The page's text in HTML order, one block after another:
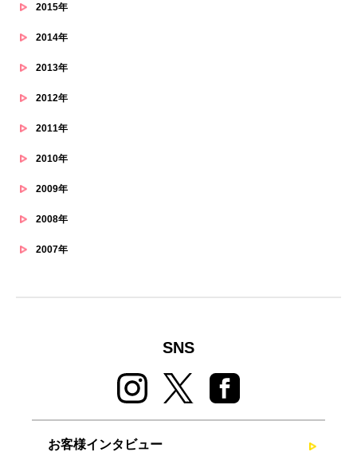
2015年
2014年
2013年
2012年
2011年
2010年
2009年
2008年
2007年
SNS
お客様インタビュー